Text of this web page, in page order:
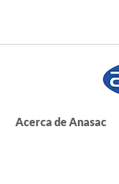
Acerca de Anasac